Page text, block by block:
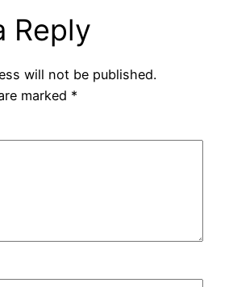
Reply
will not be published.
marked *